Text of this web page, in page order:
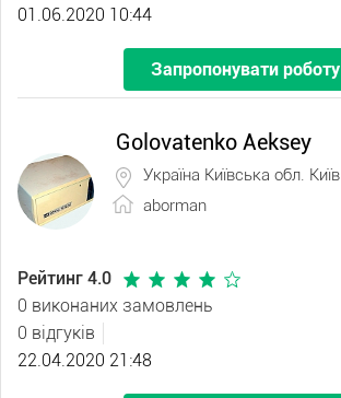
01.06.2020 10:44
Запропонувати роботу
Golovatenko Aeksey
Україна Київська обл. Київ
aborman
Рейтинг 4.0
0 виконаних замовлень
0 відгуків
22.04.2020 21:48